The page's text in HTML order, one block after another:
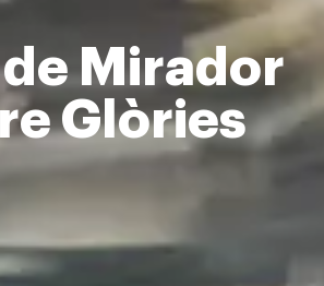
Mirador
Glòries